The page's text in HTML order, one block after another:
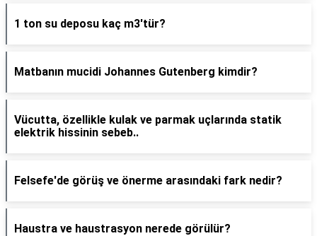
1 ton su deposu kaç m3'tür?
Matbanın mucidi Johannes Gutenberg kimdir?
Vücutta, özellikle kulak ve parmak uçlarında statik
elektrik hissinin sebeb..
Felsefe'de görüş ve önerme arasındaki fark nedir?
Haustra ve haustrasyon nerede görülür?